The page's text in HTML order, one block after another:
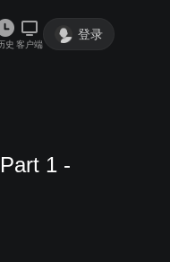
史 客户端
登录
1 -